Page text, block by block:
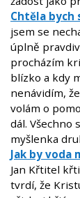
Chtěla
jsem se
úplně
procházím
blízko a kdy
nenávidím,
volám o
dál. Všechno
myšlenka
Jak by voda
Jan Křtitel
tvrdí, že